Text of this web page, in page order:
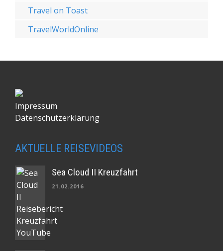
Travel on Toast
TravelWorldOnline
Impressum
Datenschutzerklärung
AKTUELLE REISEVIDEOS
Sea Cloud II Kreuzfahrt
21.02.2016